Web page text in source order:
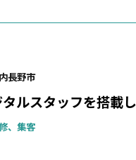
長野市
ルスタッフを搭載
、集客